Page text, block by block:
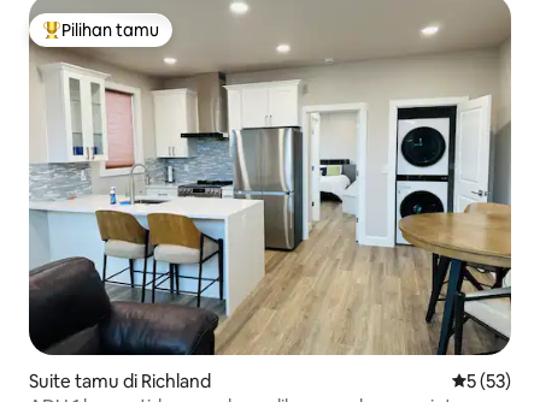
Pilihan tamu terpopuler
Pilihan tamu
Suite tamu di Richland Nilai rata-
5 (53)